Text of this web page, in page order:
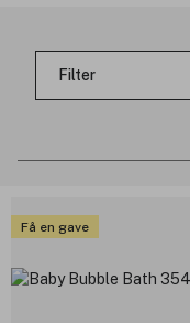
Filter
Få en gave